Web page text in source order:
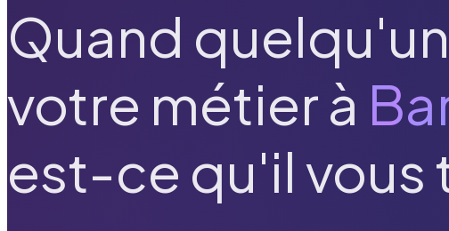
Quand
votre métier à
est-ce qu'il vous